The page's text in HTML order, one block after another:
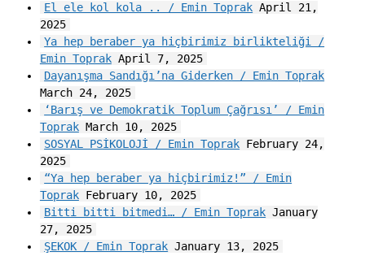
El ele kol kola .. / Emin Toprak April 21,
2025
Ya hep beraber ya hiçbirimiz birlikteliği /
Emin ToprakApril 7, 2025
Dayanışma Sandığı’na Giderken / Emin Toprak
March 24, 2025
‘Barış ve Demokratik Toplum Çağrısı’ / Emin
ToprakMarch 10, 2025
SOSYAL PSİKOLOJİ / Emin Toprak February 24,
2025
“Ya hep beraber ya hiçbirimiz!” / Emin
ToprakFebruary 10, 2025
Bitti bitti bitmedi… / Emin Toprak January
27, 2025
ŞEKOK / Emin Toprak January 13, 2025